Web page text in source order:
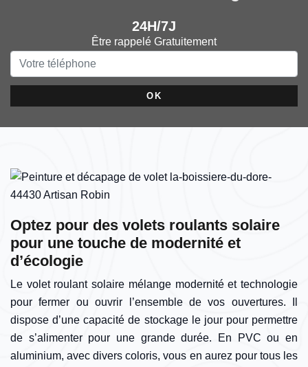
24H/7J
Être rappelé Gratuitement
Optez pour des volets roulants solaire
pour une touche de modernité et
d’écologie
Le volet roulant solaire mélange modernité et technologie
pour fermer ou ouvrir l’ensemble de vos ouvertures. Il
dispose d’une capacité de stockage le jour pour permettre
de s’alimenter pour une grande durée. En PVC ou en
aluminium, avec divers coloris, vous en aurez pour tous les